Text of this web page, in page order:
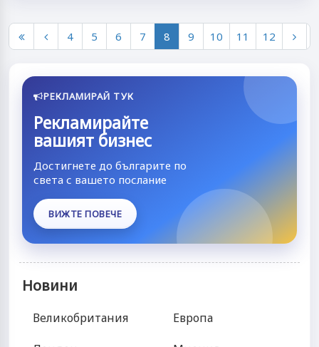
4 5 6 7 8 9 10 11 12
РЕКЛАМИРАЙ ТУК
Рекламирайте
вашият бизнес
Достигнете до българите по
света с вашето послание
ВИЖТЕ ПОВЕЧЕ
Новини
Великобритания
Европа